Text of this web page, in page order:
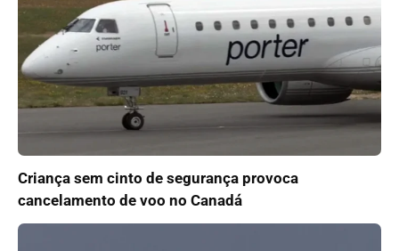
Criança sem cinto de segurança provoca
cancelamento de voo no Canadá